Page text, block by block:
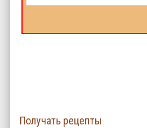
Получать рецепты